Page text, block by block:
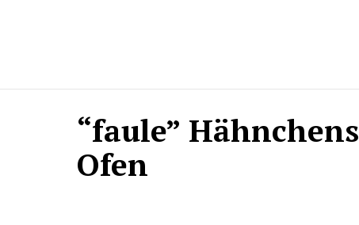
“faule”
Ofen